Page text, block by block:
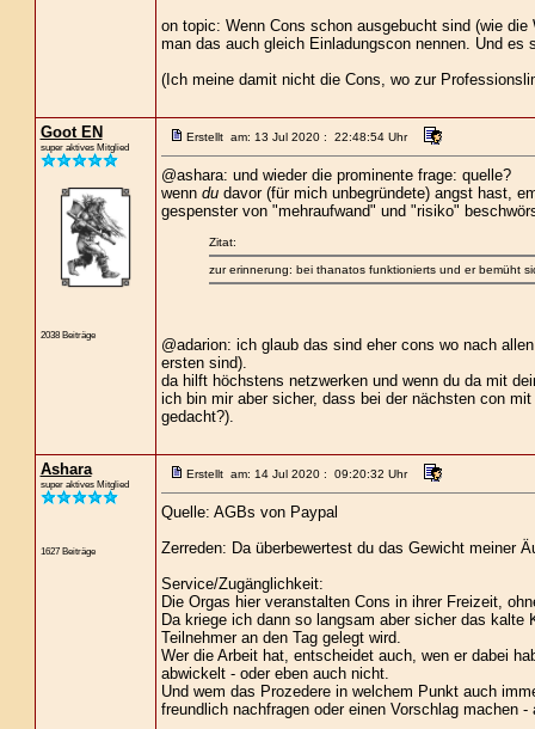
on topic: Wenn Cons schon ausgebucht sind (wie
man das auch gleich Einladungscon nennen. Und es
(Ich meine damit nicht die Cons, wo zur
Goot EN
super aktives Mitglied
2038 Beiträge
Erstellt am: 13 Jul 2020 : 22:48:54 Uhr
@ashara: und wieder die prominente frage: quelle?
wenn dudavor (für mich unbegründete) angst hast,
gespenster von "mehraufwand" und "risiko"
Zitat:
zur erinnerung: bei thanatos funktionierts und er bemüht
@adarion: ich glaub das sind eher cons wo nach
ersten sind).
da hilft höchstens netzwerken und wenn du da mit
ich bin mir aber sicher, dass bei der nächsten con
gedacht?).
Ashara
super aktives Mitglied
1627 Beiträge
Erstellt am: 14 Jul 2020 : 09:20:32 Uhr
Quelle: AGBs von Paypal
Zerreden: Da überbewertest du das Gewicht meiner
Service/Zugänglichkeit:
Die Orgas hier veranstalten Cons in ihrer Freizeit,
Da kriege ich dann so langsam aber sicher das
Teilnehmer an den Tag gelegt wird.
Wer die Arbeit hat, entscheidet auch, wen er dabei
abwickelt - oder eben auch nicht.
Und wem das Prozedere in welchem Punkt auch
freundlich nachfragen oder einen Vorschlag machen